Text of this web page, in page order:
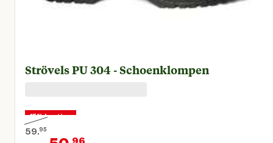
Strövels PU 304 - Schoenklompen
15% korting
59.95
96